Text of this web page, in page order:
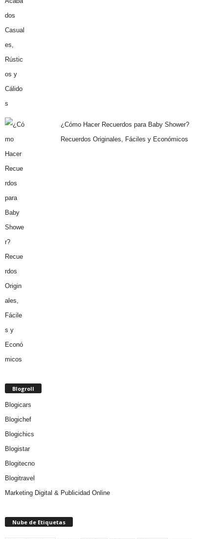
¿Cómo Hacer Recuerdos para Baby Shower?
Recuerdos Originales, Fáciles y Económicos
Blogroll
Blogicars
Blogichef
Blogichics
Blogistar
Blogitecno
Blogitravel
Marketing Digital & Publicidad Online
Nube de Etiquetas